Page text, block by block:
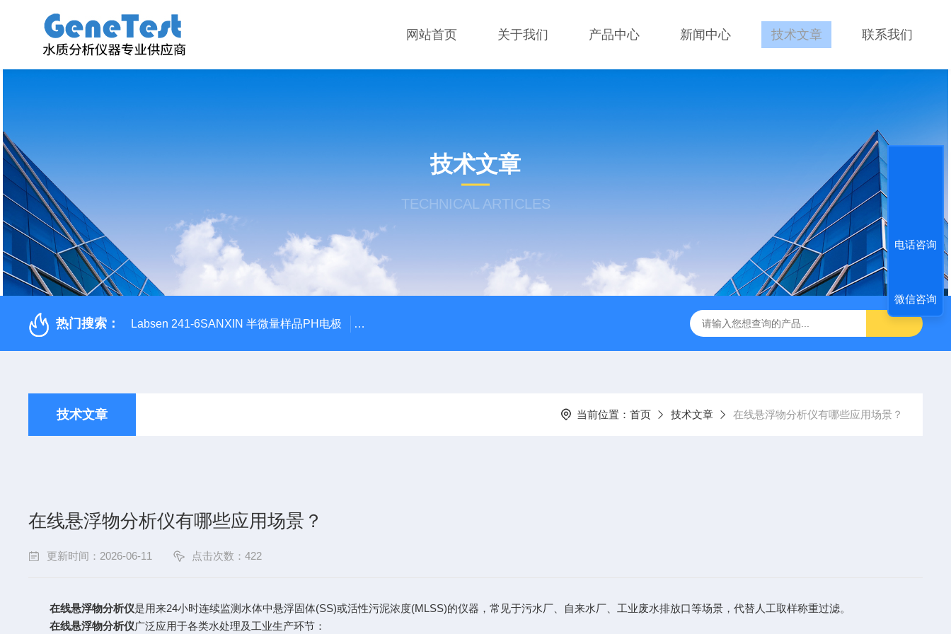
网站首页 关于我们 产品中心 新闻中心 技术文章 联系我们
技术文章
TECHNICAL ARTICLES
热门搜索： Labsen 241-6SANXIN 半微量样品PH电极 SDI-47手动SDI污染指数测定仪，携带方便，轻巧 9385100DR900便携式多参数水质分析仪 GTOX-700便携式
技术文章 当前位置： 首页 技术文章 在线悬浮物分析仪有哪些应用场景？
在线悬浮物分析仪有哪些应用场景？
更新时间：2026-06-11 点击次数：422
在线悬浮物分析仪是用来24小时连续监测水体中悬浮固体(SS)或活性污泥浓度(MLSS)的仪器，常见于污水厂、自来水厂、工业废水排放口等场景，代替人工取样称重过滤。
在线悬浮物分析仪广泛应用于各类水处理及工业生产环节：
电话咨询
微信咨询